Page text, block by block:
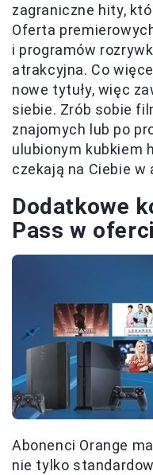
zagraniczne hity,
Oferta
i programów
atrakcyjna. Co
nowe tytuły, więc
siebie. Zrób sobie
znajomych lub po
ulubionym kubkiem
czekają na Ciebie w
Dodatkowe
Pass w
Abonenci Orange
nie tylko